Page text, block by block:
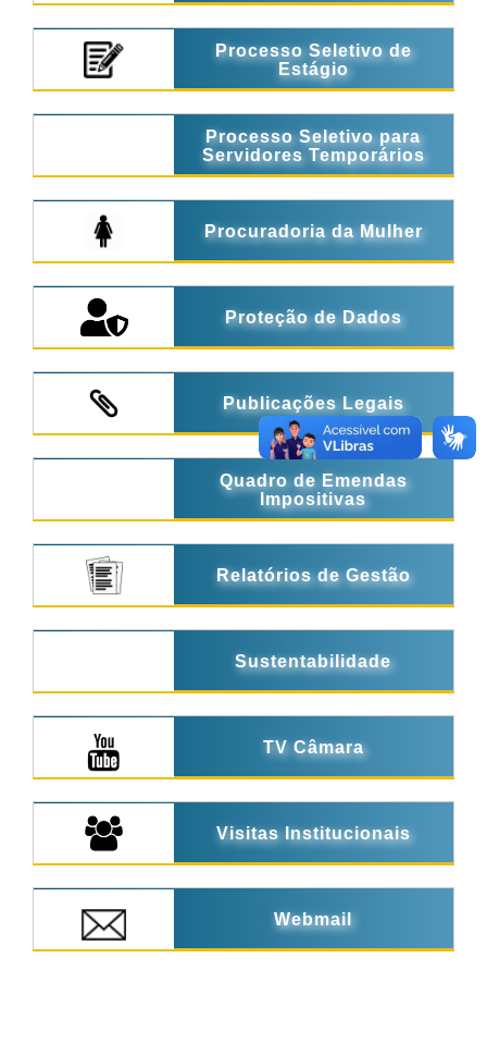
Processo Seletivo de
Estágio
Processo Seletivo para
Servidores Temporários
Procuradoria da Mulher
Proteção de Dados
Publicações Legais
Quadro de Emendas
Impositivas
Relatórios de Gestão
Sustentabilidade
TV Câmara
Visitas Institucionais
Webmail